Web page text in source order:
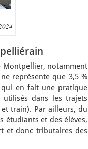
Montpellier, notamment
représente que 3,5 %
qui en fait une pratique
dans les trajets
train). Par ailleurs, du
étudiants et des élèves,
et donc tributaires des